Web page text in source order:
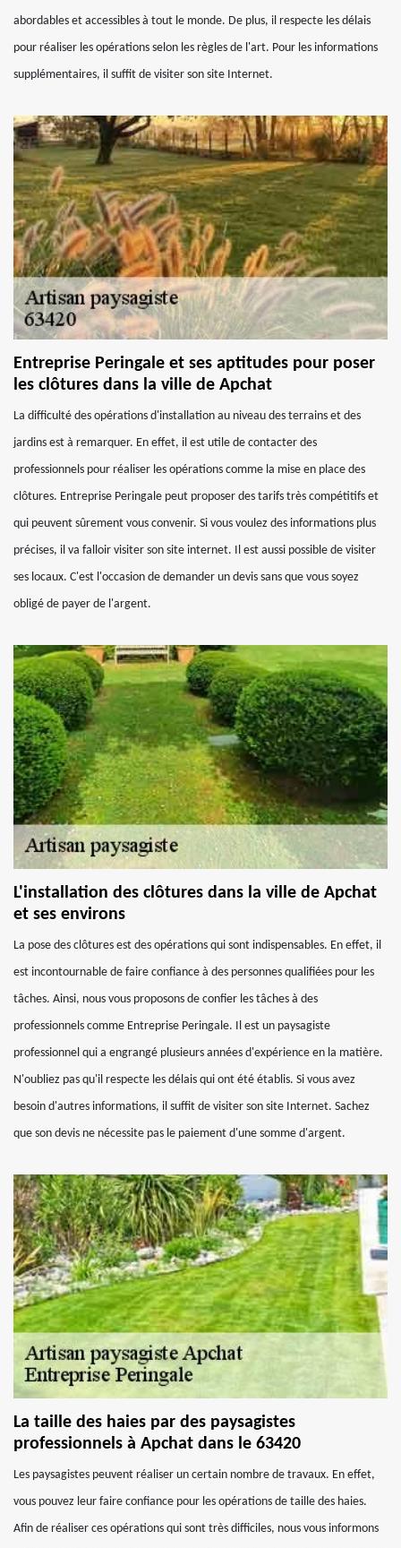
abordables et accessibles à tout le monde. De plus, il respecte les délais
pour réaliser les opérations selon les règles de l'art. Pour les informations
supplémentaires, il suffit de visiter son site Internet.
Entreprise Peringale et ses aptitudes pour poser
les clôtures dans la ville de Apchat
La difficulté des opérations d'installation au niveau des terrains et des
jardins est à remarquer. En effet, il est utile de contacter des
professionnels pour réaliser les opérations comme la mise en place des
clôtures. Entreprise Peringale peut proposer des tarifs très compétitifs et
qui peuvent sûrement vous convenir. Si vous voulez des informations plus
précises, il va falloir visiter son site internet. Il est aussi possible de visiter
ses locaux. C'est l'occasion de demander un devis sans que vous soyez
obligé de payer de l'argent.
L'installation des clôtures dans la ville de Apchat
et ses environs
La pose des clôtures est des opérations qui sont indispensables. En effet, il
est incontournable de faire confiance à des personnes qualifiées pour les
tâches. Ainsi, nous vous proposons de confier les tâches à des
professionnels comme Entreprise Peringale. Il est un paysagiste
professionnel qui a engrangé plusieurs années d'expérience en la matière.
N'oubliez pas qu'il respecte les délais qui ont été établis. Si vous avez
besoin d'autres informations, il suffit de visiter son site Internet. Sachez
que son devis ne nécessite pas le paiement d'une somme d'argent.
La taille des haies par des paysagistes
professionnels à Apchat dans le 63420
Les paysagistes peuvent réaliser un certain nombre de travaux. En effet,
vous pouvez leur faire confiance pour les opérations de taille des haies.
Afin de réaliser ces opérations qui sont très difficiles, nous vous informons